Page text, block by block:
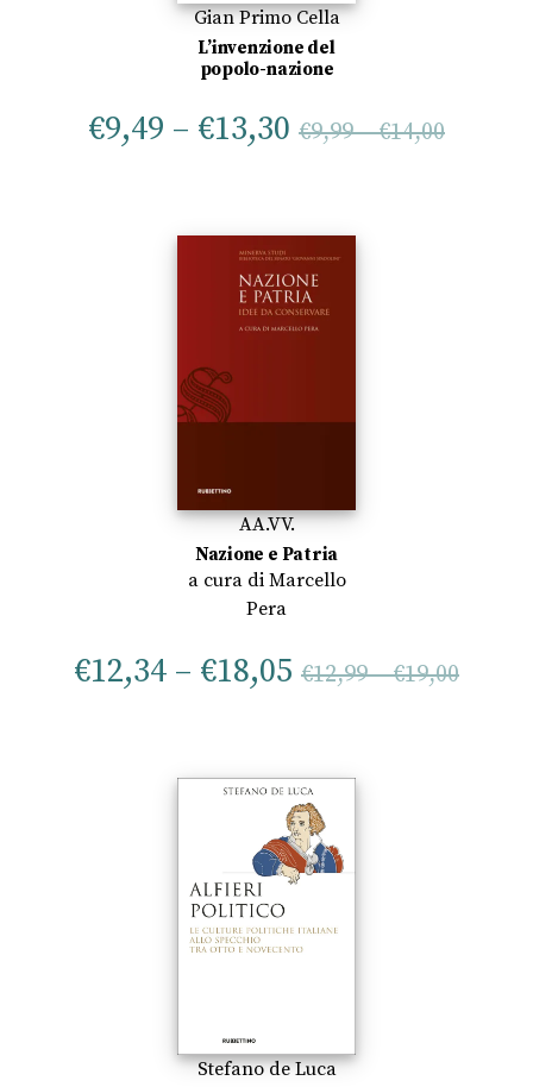
Gian Primo Cella
L’invenzione del
popolo-nazione
€9,49 – €13,30 €9,99–€14,00
AA.VV.
Nazione e Patria
a cura di Marcello
Pera
€12,34 – €18,05 €12,99–€19,00
Stefano de Luca